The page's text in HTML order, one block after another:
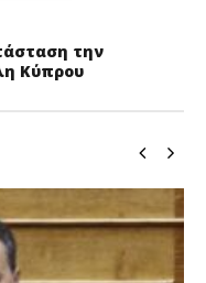
την
Κύπρου